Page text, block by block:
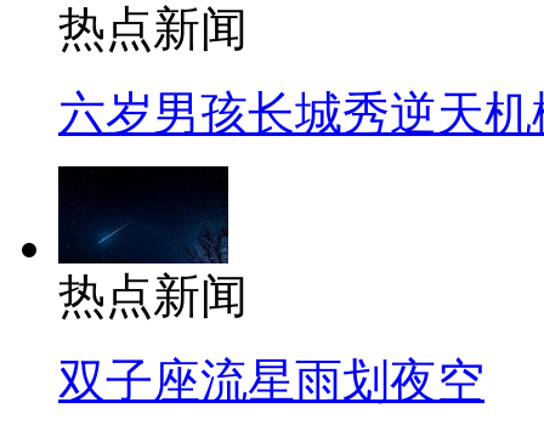
热点新闻
六岁男孩长城秀逆天机
热点新闻
双子座流星雨划夜空